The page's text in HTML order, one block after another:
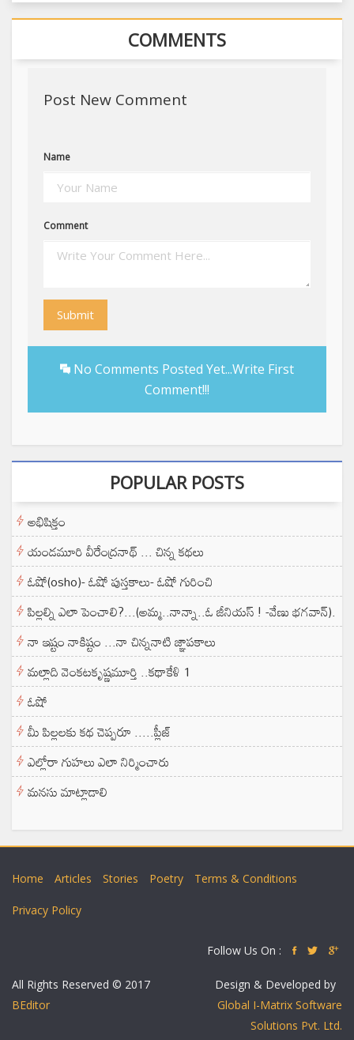
COMMENTS
Post New Comment
Name
Comment
Submit
No Comments Posted Yet...Write First
Comment!!!
POPULAR POSTS
అభిషిక్తం
యండమూరి వీరేంద్రనాథ్ ... చిన్న కథలు
ఓషో(osho)- ఓషో పుస్తకాలు- ఓషో గురించి
పిల్లల్ని ఎలా పెంచాలి?...(అమ్మ..నాన్నా..ఓ జీనియస్ ! -వేణు భగవాన్).
నా ఇష్టం నాకిష్టం ...నా చిన్ననాటి జ్ఞాపకాలు
మల్లాది వెంకటకృష్ణమూర్తి ..కథాకేళి 1
ఓషో
మీ పిల్లలకు కథ చెప్పరూ .....ప్లీజ్
ఎల్లోరా గుహలు ఎలా నిర్మించారు
మనసు మాట్లాడాలి
Home Articles Stories Poetry Terms & Conditions
Privacy Policy
Follow Us On :
All Rights Reserved © 2017
BEditor
Design & Developed by
Global I-Matrix Software
Solutions Pvt. Ltd.